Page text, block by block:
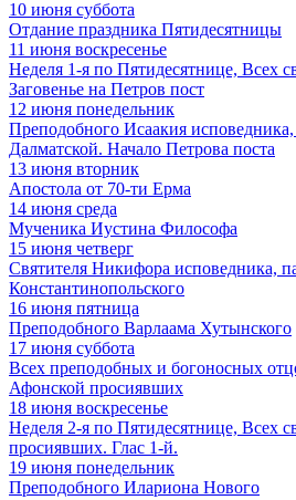
10 июня суббота
Отдание праздника Пятидесятницы
11 июня воскресенье
Неделя 1-я по Пятидесятнице, Всех
Заговенье на Петров пост
12 июня понедельник
Преподобного Исаакия
Далматской. Начало Петрова поста
13 июня вторник
Апостола от 70-ти Ерма
14 июня среда
Мученика Иустина Философа
15 июня четверг
Святителя Никифора исповедника,
Константинопольского
16 июня пятница
Преподобного Варлаама Хутынского
17 июня суббота
Всех преподобных и богоносных
Афонской просиявших
18 июня воскресенье
Неделя 2-я по Пятидесятнице, Всех
просиявших. Глас 1-й.
19 июня понедельник
Преподобного Илариона Нового